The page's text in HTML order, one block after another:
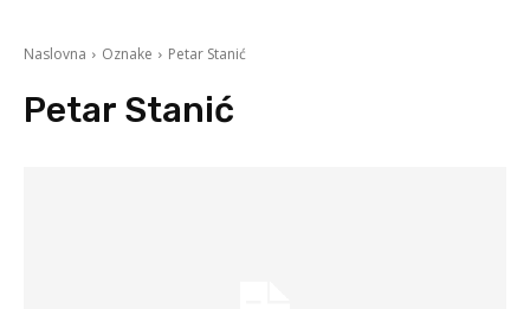
Naslovna Oznake Petar Stanić
Petar Stanić